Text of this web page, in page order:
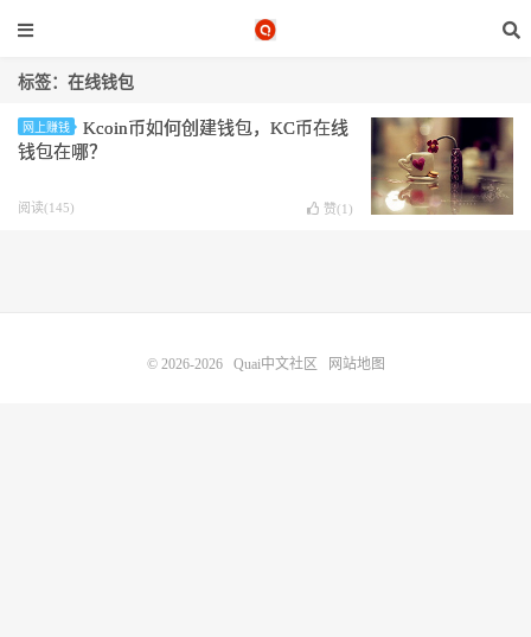
标签：在线钱包
网上赚钱
Kcoin币如何创建钱包，KC币在线
钱包在哪？
阅读(145) 赞(1 )
© 2026-2026 Quai中文社区 网站地图